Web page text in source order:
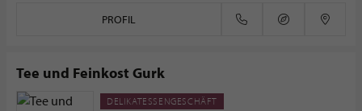
PROFIL
Tee und Feinkost Gurk
DELIKATESSENGESCHÄFT